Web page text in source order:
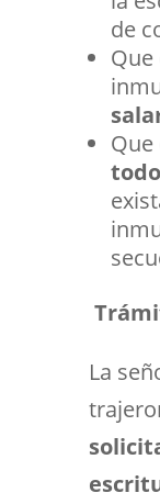
de
Que
Que
La